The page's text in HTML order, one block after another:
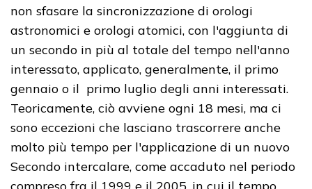
non sfasare la sincronizzazione di orologi
astronomici e orologi atomici, con l'aggiunta di
un secondo in più al totale del tempo nell'anno
interessato, applicato, generalmente, il primo
gennaio o il primo luglio degli anni interessati.
Teoricamente, ciò avviene ogni 18 mesi, ma ci
sono eccezioni che lasciano trascorrere anche
molto più tempo per l'applicazione di un nuovo
Secondo intercalare, come accaduto nel periodo